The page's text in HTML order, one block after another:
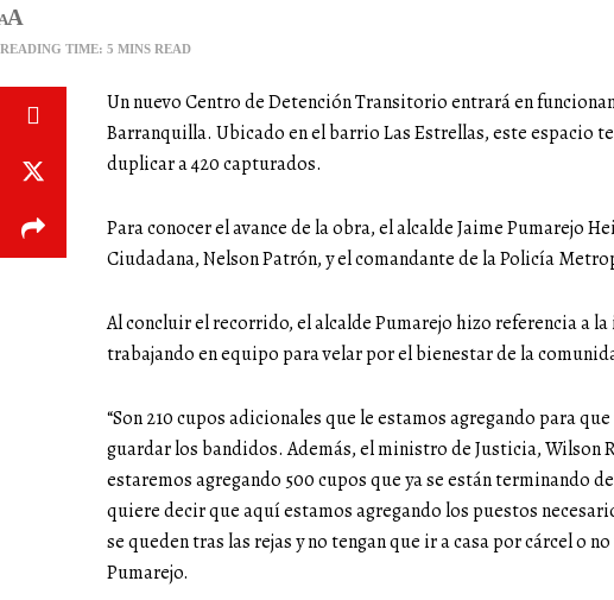
A
READING TIME: 5 MINS READ
Un nuevo Centro de Detención Transitorio entrará en
Barranquilla. Ubicado en el barrio Las Estrellas, este espacio
duplicar a 420 capturados.
Para conocer el avance de la obra, el alcalde Jaime Pumarejo
Ciudadana, Nelson Patrón, y el comandante de la Policía
Al concluir el recorrido, el alcalde Pumarejo hizo referencia a
trabajando en equipo para velar por el bienestar de la
“Son 210 cupos adicionales que le estamos agregando para
guardar los bandidos. Además, el ministro de Justicia, Wilson
estaremos agregando 500 cupos que ya se están terminando
quiere decir que aquí estamos agregando los puestos
se queden tras las rejas y no tengan que ir a casa por cárcel o
Pumarejo.